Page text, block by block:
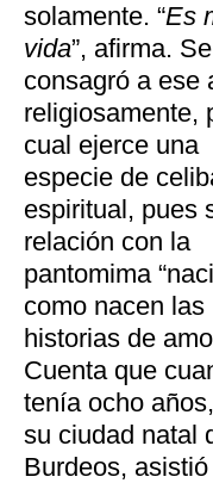
solamente. “Es
vida”, afirma. Se
consagró a ese
religiosamente,
cual ejerce una
especie de
espiritual, pues
relación con la
pantomima
como nacen las
historias de
Cuenta que
tenía ocho
su ciudad natal
Burdeos,